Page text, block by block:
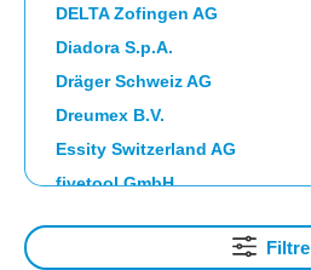
DELTA Zofingen AG
Diadora S.p.A.
Dräger Schweiz AG
Dreumex B.V.
Essity Switzerland AG
fivetool GmbH
FTG SAFETY SHOES S.p.A.Filtre